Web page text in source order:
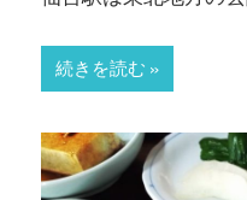
続きを読む